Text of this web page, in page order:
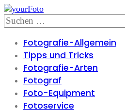
Skip
to
navigation
Skip
to
content
Search
Suchen
nach:
Fotografie-Allgemein
Tipps und Tricks
Fotografie-Arten
Fotograf
Foto-Equipment
Fotoservice